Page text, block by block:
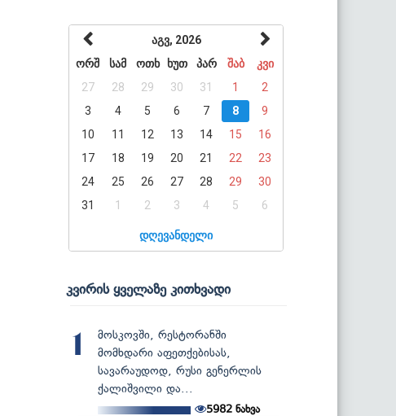
აგვ, 2026
ორშ
სამ ოთხ ხუთ პარ შაბ
კვი
27
28 29 30 31 1
2
3
4 5 6 7 8
9
10
11 12 13 14 15
16
17
18 19 20 21 22
23
24
25 26 27 28 29
30
31
1 2 3 4 5 6
დღევანდელი
კვირის ყველაზე კითხვადი
1
მოსკოვში, რესტორანში
მომხდარი აფეთქებისას,
სავარაუდოდ, რუსი გენერლის
ქალიშვილი და...
5982 ნახვა